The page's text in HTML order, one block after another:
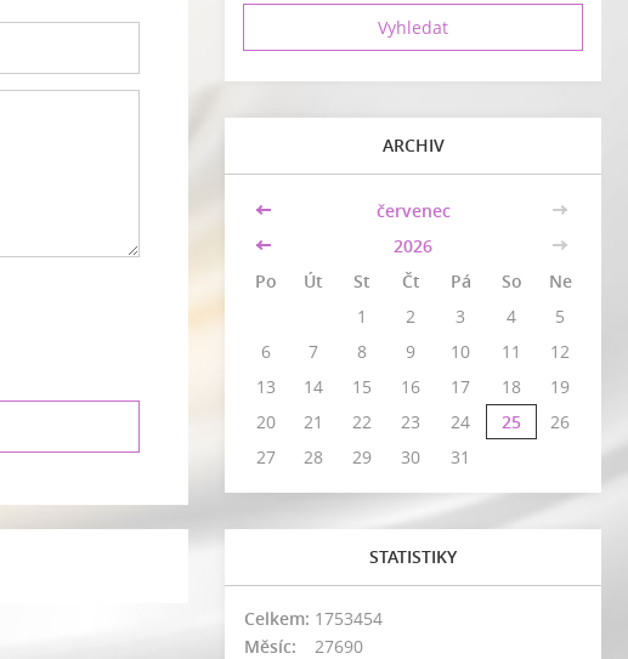
ARCHIV
<< červenec
>>
<<
2026
>>
Po
Út St Čt Pá So
Ne
1
2 3 4
5
6
7 8 9 10 11
12
13
14 15 16 17 18
19
20
21 22 23 24 25
26
27
28 29 30 31
STATISTIKY
Celkem: 1753454
Měsíc:
27690